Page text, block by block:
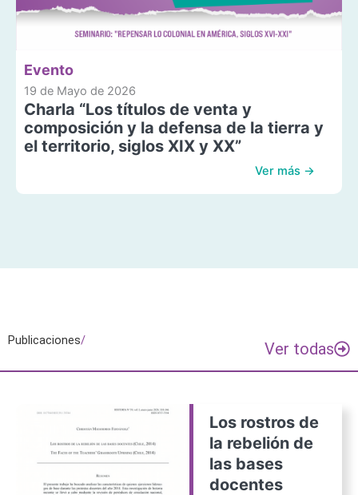
Evento
19 de Mayo de 2026
Charla “Los títulos de venta y
composición y la defensa de la tierra y
el territorio, siglos XIX y XX”
Ver más →
Publicaciones/ Ver todas
Los rostros de
la rebelión de
las bases
docentes